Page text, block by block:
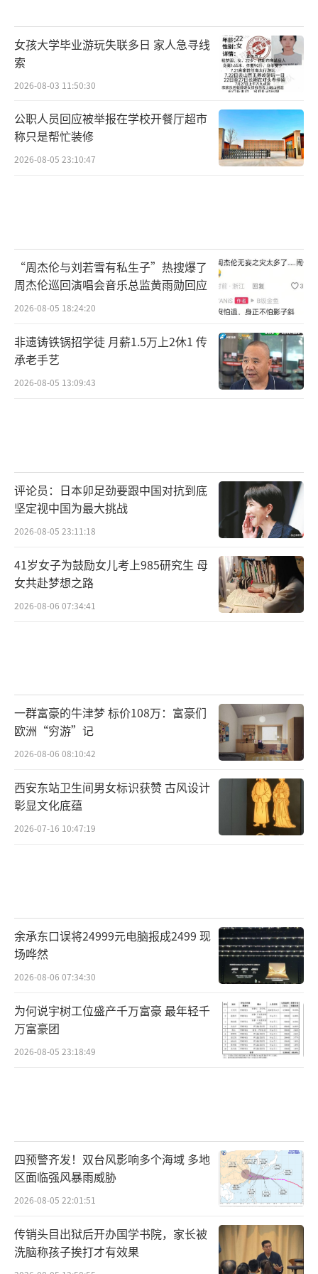
女孩大学毕业游玩失联多日 家人急寻线
索
2026-08-03 11:50:30
公职人员回应被举报在学校开餐厅超市
称只是帮忙装修
2026-08-05 23:10:47
“周杰伦与刘若雪有私生子”热搜爆了
周杰伦巡回演唱会音乐总监黄雨勋回应
2026-08-05 18:24:20
非遗铸铁锅招学徒 月薪1.5万上2休1 传
承老手艺
2026-08-05 13:09:43
评论员：日本卯足劲要跟中国对抗到底
坚定视中国为最大挑战
2026-08-05 23:11:18
41岁女子为鼓励女儿考上985研究生 母
女共赴梦想之路
2026-08-06 07:34:41
一群富豪的牛津梦 标价108万：富豪们
欧洲“穷游”记
2026-08-06 08:10:42
西安东站卫生间男女标识获赞 古风设计
彰显文化底蕴
2026-07-16 10:47:19
余承东口误将24999元电脑报成2499 现
场哗然
2026-08-06 07:34:30
为何说宇树工位盛产千万富豪 最年轻千
万富豪团
2026-08-05 23:18:49
四预警齐发！双台风影响多个海域 多地
区面临强风暴雨威胁
2026-08-05 22:01:51
传销头目出狱后开办国学书院，家长被
洗脑称孩子挨打才有效果